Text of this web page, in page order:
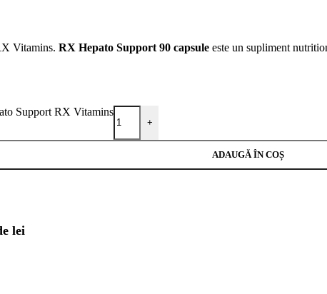
Vitamins. RX Hepato Support 90 capsule este un supliment
Support RX Vitamins
+
ADAUGĂ ÎN COȘ
lei